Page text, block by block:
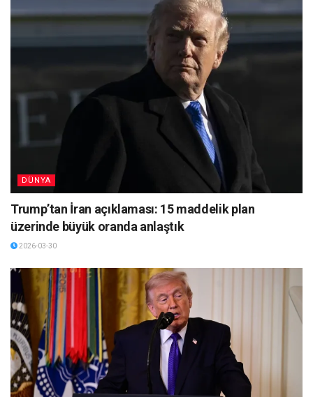
DÜNYA
Trump’tan İran açıklaması: 15 maddelik plan
üzerinde büyük oranda anlaştık
2026-03-30